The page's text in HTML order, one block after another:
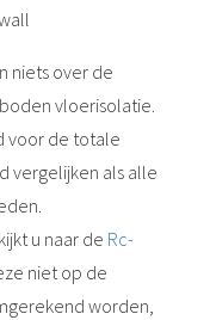
niets over de
vloerisolatie.
voor de totale
vergelijken als alle
u naar de Rc-
niet op de
worden,